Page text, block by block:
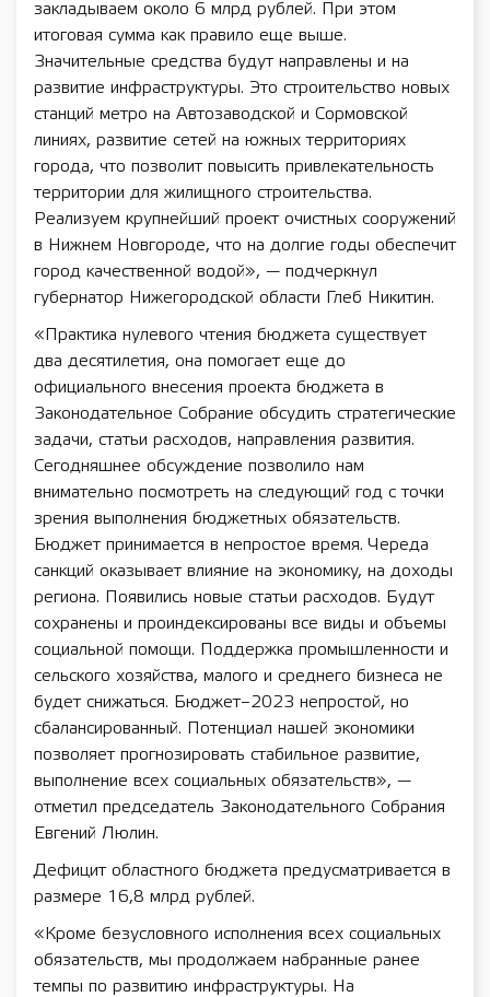
закладываем около 6 млрд рублей. При этом
итоговая сумма как правило еще выше.
Значительные средства будут направлены и на
развитие инфраструктуры. Это строительство новых
станций метро на Автозаводской и Сормовской
линиях, развитие сетей на южных территориях
города, что позволит повысить привлекательность
территории для жилищного строительства.
Реализуем крупнейший проект очистных сооружений
в Нижнем Новгороде, что на долгие годы обеспечит
город качественной водой», — подчеркнул
губернатор Нижегородской области Глеб Никитин.
«Практика нулевого чтения бюджета существует
два десятилетия, она помогает еще до
официального внесения проекта бюджета в
Законодательное Собрание обсудить стратегические
задачи, статьи расходов, направления развития.
Сегодняшнее обсуждение позволило нам
внимательно посмотреть на следующий год с точки
зрения выполнения бюджетных обязательств.
Бюджет принимается в непростое время. Череда
санкций оказывает влияние на экономику, на доходы
региона. Появились новые статьи расходов. Будут
сохранены и проиндексированы все виды и объемы
социальной помощи. Поддержка промышленности и
сельского хозяйства, малого и среднего бизнеса не
будет снижаться. Бюджет–2023 непростой, но
сбалансированный. Потенциал нашей экономики
позволяет прогнозировать стабильное развитие,
выполнение всех социальных обязательств», —
отметил председатель Законодательного Собрания
Евгений Люлин.
Дефицит областного бюджета предусматривается в
размере 16,8 млрд рублей.
«Кроме безусловного исполнения всех социальных
обязательств, мы продолжаем набранные ранее
темпы по развитию инфраструктуры. На